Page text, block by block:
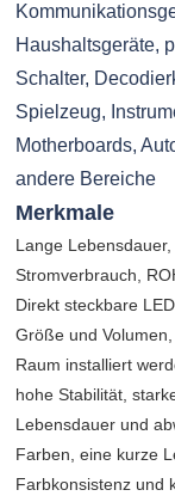
Haushaltsgeräte,
Schalter,
Spielzeug,
Motherboards,
andere Bereiche
Merkmale
Lange
Stromverbrauch,
Direkt steckbare
Größe und
Raum installiert
hohe Stabilität,
Lebensdauer und
Farben, eine kurze
Farbkonsistenz und